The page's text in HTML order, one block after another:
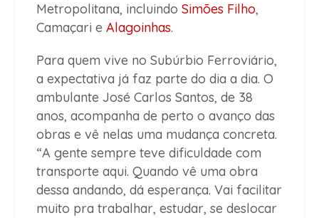
Metropolitana, incluindo Simões Filho,
Camaçari e Alagoinhas.
Para quem vive no Subúrbio Ferroviário,
a expectativa já faz parte do dia a dia. O
ambulante José Carlos Santos, de 38
anos, acompanha de perto o avanço das
obras e vê nelas uma mudança concreta.
“A gente sempre teve dificuldade com
transporte aqui. Quando vê uma obra
dessa andando, dá esperança. Vai facilitar
muito pra trabalhar, estudar, se deslocar